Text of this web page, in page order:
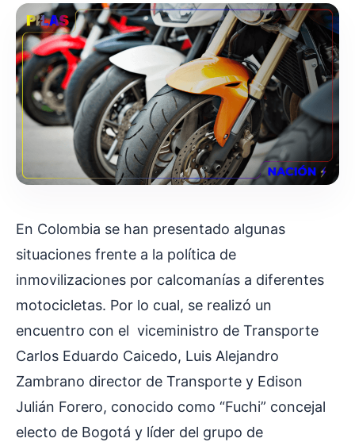
En Colombia se han presentado algunas
situaciones frente a la política de
inmovilizaciones por calcomanías a diferentes
motocicletas. Por lo cual, se realizó un
encuentro con el viceministro de Transporte
Carlos Eduardo Caicedo, Luis Alejandro
Zambrano director de Transporte y Edison
Julián Forero, conocido como “Fuchi” concejal
electo de Bogotá y líder del grupo de